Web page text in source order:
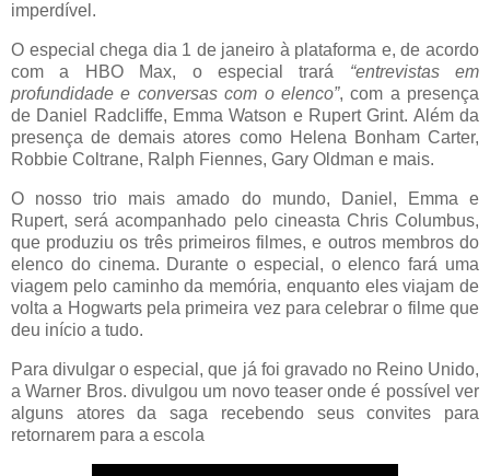
imperdível.
O especial chega dia 1 de janeiro à plataforma e, de acordo
com a HBO Max, o especial trará “entrevistas em
profundidade e conversas com o elenco”, com a presença
de Daniel Radcliffe, Emma Watson e Rupert Grint. Além da
presença de demais atores como Helena Bonham Carter,
Robbie Coltrane, Ralph Fiennes, Gary Oldman e mais.
O nosso trio mais amado do mundo, Daniel, Emma e
Rupert, será acompanhado pelo cineasta Chris Columbus,
que produziu os três primeiros filmes, e outros membros do
elenco do cinema. Durante o especial, o elenco fará uma
viagem pelo caminho da memória, enquanto eles viajam de
volta a Hogwarts pela primeira vez para celebrar o filme que
deu início a tudo.
Para divulgar o especial, que já foi gravado no Reino Unido,
a Warner Bros. divulgou um novo teaser onde é possível ver
alguns atores da saga recebendo seus convites para
retornarem para a escola